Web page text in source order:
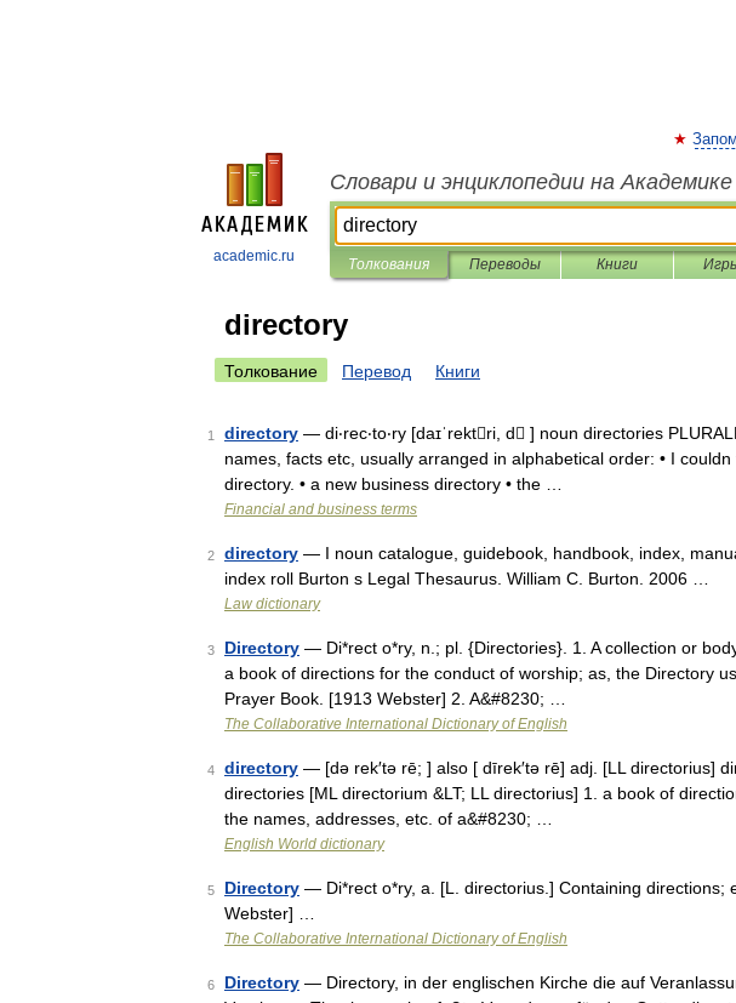
academic.ru
Словари и энциклопедии на Академике
Толкования Переводы Книги
directory
Толкование Перевод Книги
1 directory — di‧rec‧to‧ry [daɪˈrektri, d ] noun directories
names, facts etc, usually arranged in alphabetical order: • I
directory. • a new business directory • the …
Financial and business terms
2 directory — I noun catalogue, guidebook, handbook, index,
index roll Burton s Legal Thesaurus. William C. Burton. 2006 …
Law dictionary
3 Directory — Di*rect o*ry, n.; pl. {Directories}. 1. A collection or
a book of directions for the conduct of worship; as, the Directory
Prayer Book. [1913 Webster] 2. A&#8230; …
The Collaborative International Dictionary of English
4 directory — [də rek′tə rē; ] also [ dīrek′tə rē] adj. [LL directorius]
directories [ML directorium &LT; LL directorius] 1. a book of
the names, addresses, etc. of a&#8230; …
English World dictionary
5 Directory — Di*rect o*ry, a. [L. directorius.] Containing directions;
Webster] …
The Collaborative International Dictionary of English
6 Directory — Directory, in der englischen Kirche die auf